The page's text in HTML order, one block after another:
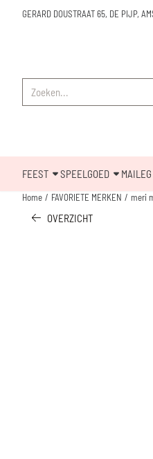
GERARD DOUSTRAAT 65, DE PIJP,
FEEST SPEELGOED MAILEG
Home / FAVORIETE MERKEN / meri
OVERZICHT